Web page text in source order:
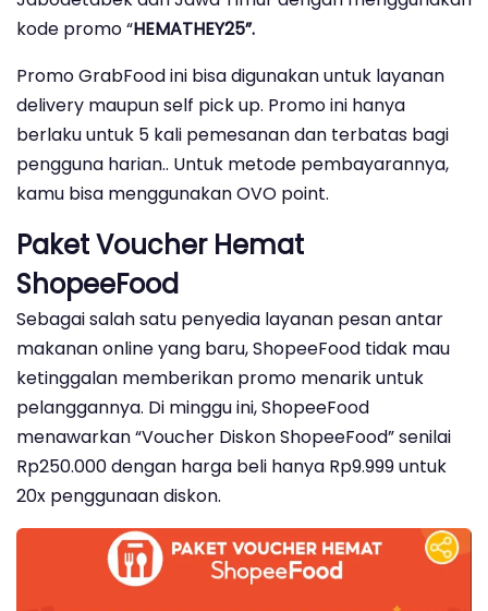
kode promo “HEMATHEY25”.
Promo GrabFood ini bisa digunakan untuk layanan
delivery maupun self pick up. Promo ini hanya
berlaku untuk 5 kali pemesanan dan terbatas bagi
pengguna harian.. Untuk metode pembayarannya,
kamu bisa menggunakan OVO point.
Paket Voucher Hemat
ShopeeFood
Sebagai salah satu penyedia layanan pesan antar
makanan online yang baru, ShopeeFood tidak mau
ketinggalan memberikan promo menarik untuk
pelanggannya. Di minggu ini, ShopeeFood
menawarkan “Voucher Diskon ShopeeFood” senilai
Rp250.000 dengan harga beli hanya Rp9.999 untuk
20x penggunaan diskon.